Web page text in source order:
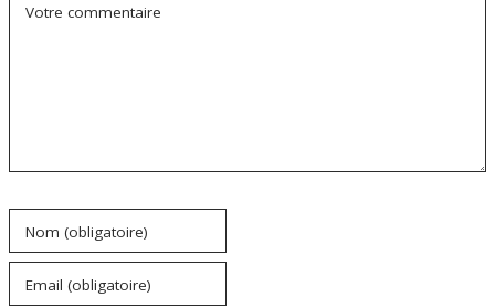
Votre commentaire
Nom (obligatoire)
Email (obligatoire)